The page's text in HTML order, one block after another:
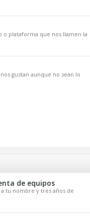
o plataforma que nos llamen la
gustan aunque no sean lo
de equipos
tu nombre y tres años de